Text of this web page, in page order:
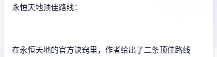
永恒天地顶佳路线：
在永恒天地的官方诀窍里，作者给出了二条顶佳路线